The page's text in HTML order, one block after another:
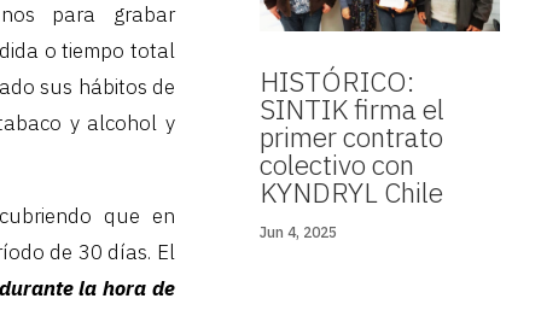
para grabar
o tiempo total
sus hábitos de
y alcohol y
que en
de 30 días. El
la hora de
HISTÓRICO:
SINTIK firma el
primer contrato
colectivo con
KYNDRYL Chile
Jun 4, 2025